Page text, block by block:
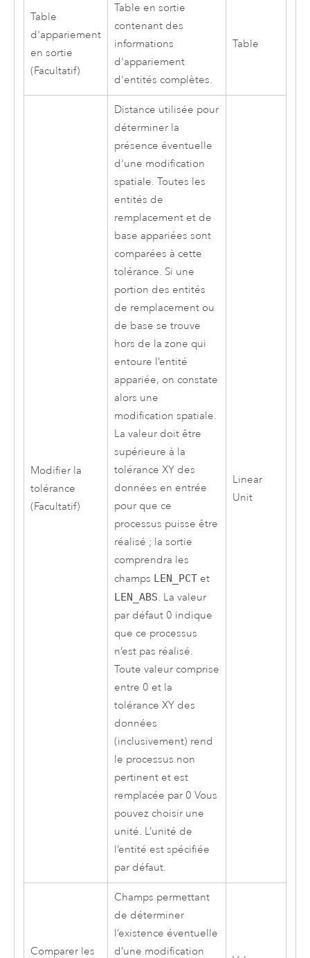
Table
d'appariement
en sortie
(Facultatif)
Table en sortie
contenant des
informations
d'appariement
d'entités complètes.
Table
Modifier la
tolérance
(Facultatif)
Distance utilisée pour
déterminer la
présence éventuelle
d'une modification
spatiale. Toutes les
entités de
remplacement et de
base appariées sont
comparées à cette
tolérance. Si une
portion des entités
de remplacement ou
de base se trouve
hors de la zone qui
entoure l’entité
appariée, on constate
alors une
modification spatiale.
La valeur doit être
supérieure à la
tolérance XY des
données en entrée
pour que ce
processus puisse être
réalisé ; la sortie
comprendra les
champs LEN_PCTet
LEN_ABS. La valeur
par défaut 0 indique
que ce processus
n’est pas réalisé.
Toute valeur comprise
entre 0 et la
tolérance XY des
données
(inclusivement) rend
le processus non
pertinent et est
remplacée par 0 Vous
pouvez choisir une
unité. L’unité de
l’entité est spécifiée
par défaut.
Linear
Unit
Comparer les
Champs permettant
de déterminer
l’existence éventuelle
d’une modification